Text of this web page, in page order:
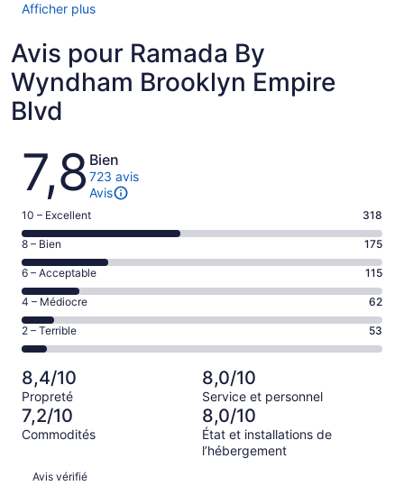
Afficher plus
Avis pour Ramada By
Wyndham Brooklyn Empire
Blvd
Avis
7,8 Bien
723 avis
Avis
Note
de 10
–
Excellent,
d’après
318 avis
sur 723.
10 – Excellent 318
Note
de 8
–
Bien,
d’après
175 avis
sur 723.
8 – Bien 175
Note
de 6
–
Acceptable,
d’après
sur 723.
6 – Acceptable 115
Note
de 4
–
Médiocre,
d’après
62 avis
sur 723.
4 – Médiocre 62
Note
de 2
–
Terrible,
d’après
53 avis
sur 723.
2 – Terrible 53
8,4/10
Propreté
8,0/10
Service et personnel
7,2/10
Commodités
8,0/10
État et installations de
l’hébergement
Avis
Avis vérifié